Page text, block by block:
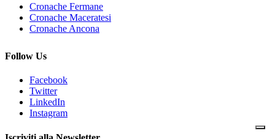
Cronache Fermane
Cronache Maceratesi
Cronache Ancona
Follow Us
Facebook
Twitter
LinkedIn
Instagram